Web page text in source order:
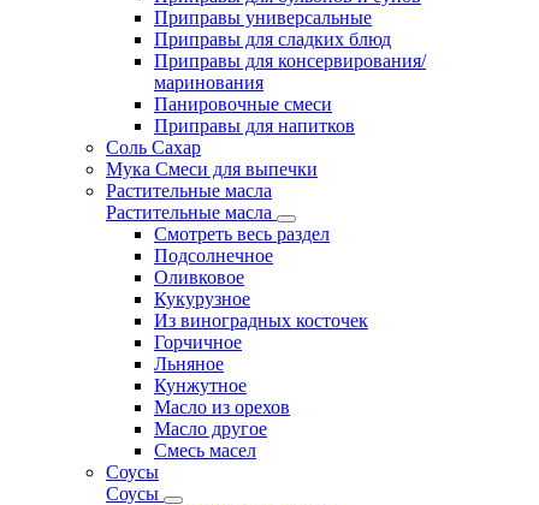
Приправы универсальные
Приправы для сладких блюд
Приправы для консервирования/
маринования
Панировочные смеси
Приправы для напитков
Соль Сахар
Мука Смеси для выпечки
Растительные масла
Растительные масла
Смотреть весь раздел
Подсолнечное
Оливковое
Кукурузное
Из виноградных косточек
Горчичное
Льняное
Кунжутное
Масло из орехов
Масло другое
Смесь масел
Соусы
Соусы